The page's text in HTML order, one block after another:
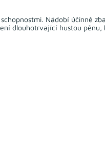
Nádobí účinně
dlouhotrvající hustou